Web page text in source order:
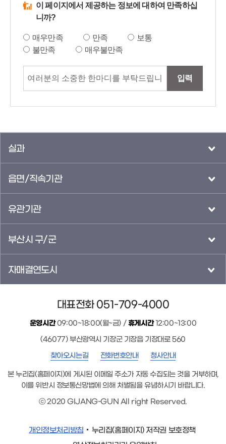
이 페이지에서 제공하는 정보에 대하여 만족하십
니까?
매우만족 만족
보통
불만족
매우불만족
입력
실과
읍면/직속기관
유관기관
부산시 구/군
자매결연도시
대표전화 051-709-4000
운영시간09:00~18:00(월~금) /휴게시간12:00~13:00
(46077) 부산광역시 기장군 기장읍 기장대로 560
찾아오시는길
전화번호안내 청사안내
본 누리집(홈페이지)에 게시된 이메일 주소가 자동 수집되는 것을 거부하며,
이를 위반시 정보통신망법에 의해 처벌됨을 유념하시기 바랍니다.
ⓒ 2020 GIJANG-GUN All right Reserved.
개인정보처리방침
누리집(홈페이지) 저작권 보호정책